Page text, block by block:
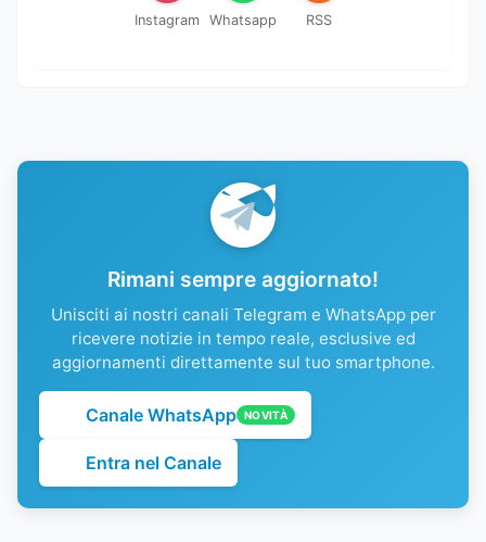
Instagram Whatsapp RSS
Rimani sempre aggiornato!
Unisciti ai nostri canali Telegram e WhatsApp per
ricevere notizie in tempo reale, esclusive ed
aggiornamenti direttamente sul tuo smartphone.
Canale WhatsApp NOVITÀ
Entra nel Canale